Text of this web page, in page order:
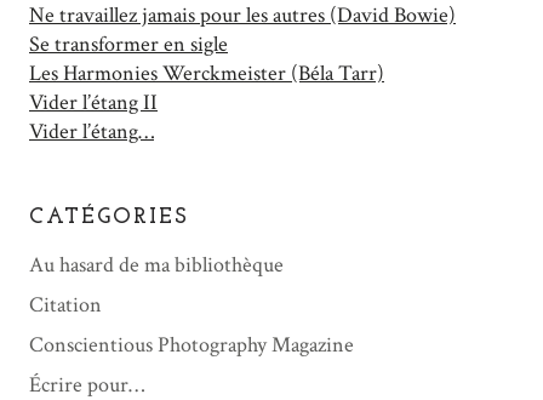
Ne travaillez jamais pour les autres (David Bowie)
Se transformer en sigle
Les Harmonies Werckmeister (Béla Tarr)
Vider l’étang II
Vider l’étang…
CATÉGORIES
Au hasard de ma bibliothèque
Citation
Conscientious Photography Magazine
Écrire pour…